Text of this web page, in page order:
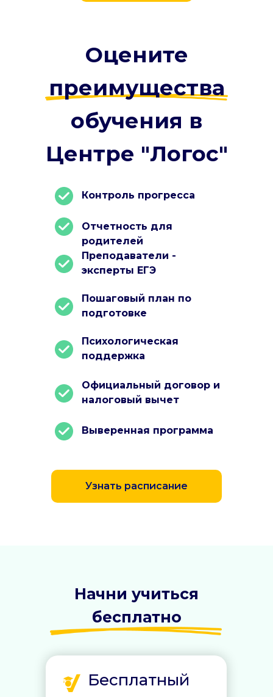
Оцените
преимущества
обучения в
Центре "Логос"
Контроль прогресса
Отчетность для
родителей
Преподаватели -
эксперты ЕГЭ
Пошаговый план по
подготовке
Психологическая
поддержка
Официальный договор и
налоговый вычет
Узнать расписание
Выверенная программа
Начни учиться
бесплатно
Бесплатный